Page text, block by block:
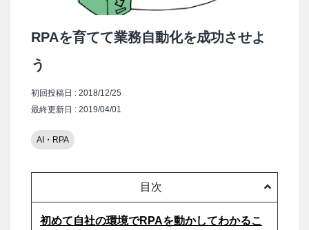
AI・RPA
初回投稿日 : 2018/12/25
最終更新日 : 2019/04/01
RPAを育てて業務自動化を成功させよ
う
目次
初めて自社の環境でRPAを動かしてわかるこ